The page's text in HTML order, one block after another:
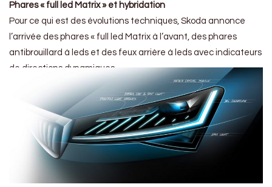
Phares « full led Matrix » et hybridation
Pour ce qui est des évolutions techniques, Skoda annonce
l’arrivée des phares « full led Matrix à l’avant, des phares
antibrouillard à leds et des feux arrière à leds avec indicateurs
de directions dynamiques.